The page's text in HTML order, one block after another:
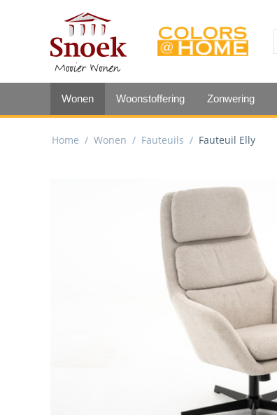
Wonen Woonstoffering Zonwering
Home / Wonen / Fauteuils / Fauteuil Elly